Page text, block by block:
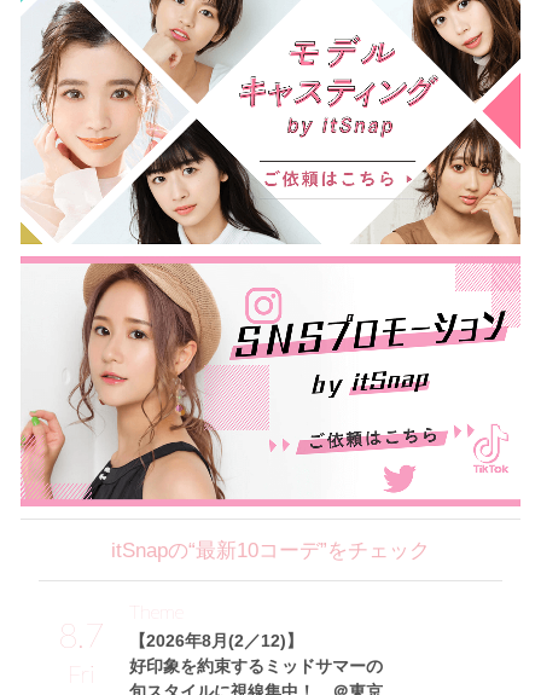
itSnapの“最新10コーデ”をチェック
8.7
Fri
【2026年8月(2／12)】
好印象を約束するミッドサマーの
Theme